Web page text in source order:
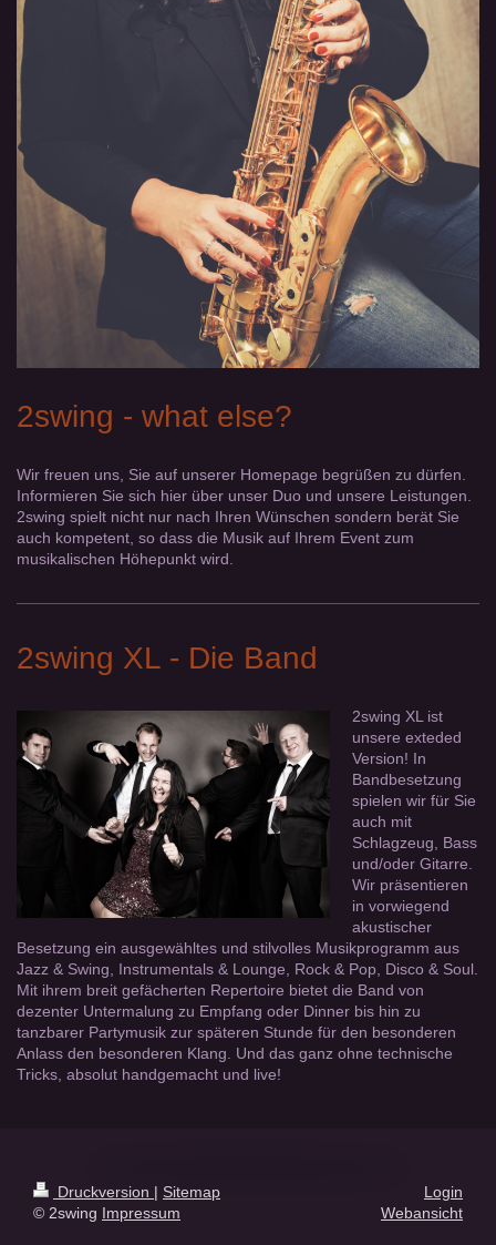
2swing - what else?
Wir freuen uns, Sie auf unserer Homepage begrüßen zu dürfen.
Informieren Sie sich hier über unser Duo und unsere Leistungen.
2swing spielt nicht nur nach Ihren Wünschen sondern berät Sie
auch kompetent, so dass die Musik auf Ihrem Event zum
musikalischen Höhepunkt wird.
2swing XL - Die Band
2swing XL ist
unsere exteded
Version! In
Bandbesetzung
spielen wir für Sie
auch mit
Schlagzeug, Bass
und/oder Gitarre.
Wir präsentieren
in vorwiegend
akustischer
Besetzung ein ausgewähltes und stilvolles Musikprogramm aus
Jazz & Swing, Instrumentals & Lounge, Rock & Pop, Disco & Soul.
Mit ihrem breit gefächerten Repertoire bietet die Band von
dezenter Untermalung zu Empfang oder Dinner bis hin zu
tanzbarer Partymusik zur späteren Stunde für den besonderen
Anlass den besonderen Klang. Und das ganz ohne technische
Tricks, absolut handgemacht und live!
Druckversion | Sitemap
© 2swing Impressum
Login
Webansicht